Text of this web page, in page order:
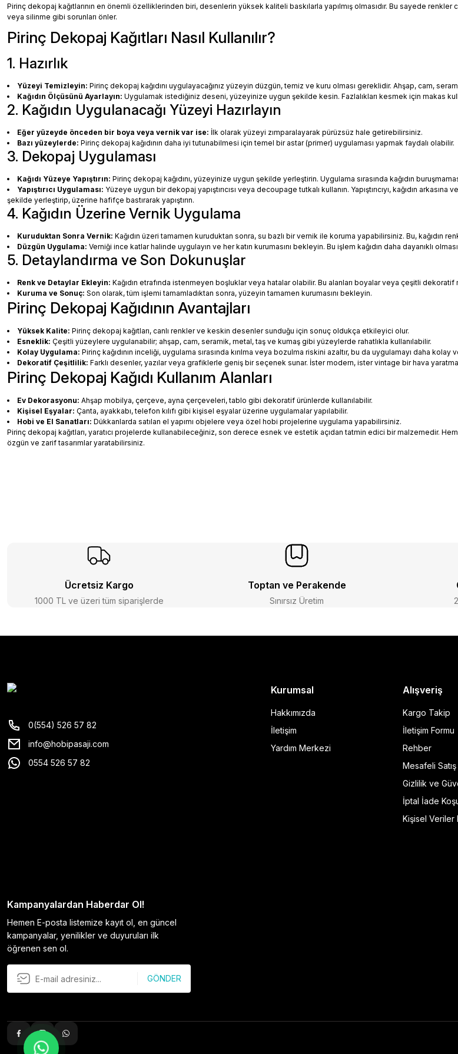
Pirinç dekopaj kağıtlarının en önemli özelliklerinden biri, desenlerin yüksek kaliteli baskılarla yapılmış olmasıdır. Bu sayede
veya silinme gibi sorunları önler.
Pirinç Dekopaj Kağıtları Nasıl Kullanılır?
1. Hazırlık
Yüzeyi Temizleyin: Pirinç dekopaj kağıdını uygulayacağınız yüzeyin düzgün, temiz ve kuru olması gereklidir. Ahşap, cam,
Kağıdın Ölçüsünü Ayarlayın: Uygulamak istediğiniz deseni, yüzeyinize uygun şekilde kesin. Fazlalıkları kesmek için makas
2. Kağıdın Uygulanacağı Yüzeyi Hazırlayın
Eğer yüzeyde önceden bir boya veya vernik var ise: İlk olarak yüzeyi zımparalayarak pürüzsüz hale getirebilirsiniz.
Bazı yüzeylerde: Pirinç dekopaj kağıdının daha iyi tutunabilmesi için temel bir astar (primer) uygulaması yapmak faydalı olabilir.
3. Dekopaj Uygulaması
Kağıdı Yüzeye Yapıştırın: Pirinç dekopaj kağıdını, yüzeyinize uygun şekilde yerleştirin. Uygulama sırasında kağıdın
Yapıştırıcı Uygulaması: Yüzeye uygun bir dekopaj yapıştırıcısı veya decoupage tutkalı kullanın. Yapıştırıcıyı, kağıdın
şekilde yerleştirip, üzerine hafifçe bastırarak yapıştırın.
4. Kağıdın Üzerine Vernik Uygulama
Kuruduktan Sonra Vernik: Kağıdın üzeri tamamen kuruduktan sonra, su bazlı bir vernik ile koruma yapabilirsiniz. Bu, kağıdın
Düzgün Uygulama: Verniği ince katlar halinde uygulayın ve her katın kurumasını bekleyin. Bu işlem kağıdın daha dayanıklı
5. Detaylandırma ve Son Dokunuşlar
Renk ve Detaylar Ekleyin: Kağıdın etrafında istenmeyen boşluklar veya hatalar olabilir. Bu alanları boyalar veya çeşitli
Kuruma ve Sonuç: Son olarak, tüm işlemi tamamladıktan sonra, yüzeyin tamamen kurumasını bekleyin.
Pirinç Dekopaj Kağıdının Avantajları
Yüksek Kalite: Pirinç dekopaj kağıtları, canlı renkler ve keskin desenler sunduğu için sonuç oldukça etkileyici olur.
Esneklik: Çeşitli yüzeylere uygulanabilir; ahşap, cam, seramik, metal, taş ve kumaş gibi yüzeylerde rahatlıkla kullanılabilir.
Kolay Uygulama: Pirinç kağıdının inceliği, uygulama sırasında kırılma veya bozulma riskini azaltır, bu da uygulamayı daha kolay
Dekoratif Çeşitlilik: Farklı desenler, yazılar veya grafiklerle geniş bir seçenek sunar. İster modern, ister vintage bir hava
Pirinç Dekopaj Kağıdı Kullanım Alanları
Ev Dekorasyonu: Ahşap mobilya, çerçeve, ayna çerçeveleri, tablo gibi dekoratif ürünlerde kullanılabilir.
Kişisel Eşyalar: Çanta, ayakkabı, telefon kılıfı gibi kişisel eşyalar üzerine uygulamalar yapılabilir.
Hobi ve El Sanatları: Dükkanlarda satılan el yapımı objelere veya özel hobi projelerine uygulama yapabilirsiniz.
Pirinç dekopaj kağıtları, yaratıcı projelerde kullanabileceğiniz, son derece esnek ve estetik açıdan tatmin edici bir malzemedir.
özgün ve zarif tasarımlar yaratabilirsiniz.
Ücretsiz Kargo
1000 TL ve üzeri tüm siparişlerde
Toptan ve Perakende
Sınırsız Üretim
0(554) 526 57 82
info@hobipasaji.com
0554 526 57 82
Kurumsal
Hakkımızda
İletişim
Yardım Merkezi
Alışveriş
Kargo Takip
İletişim Formu
Rehber
Mesafeli
Gizlilik ve
İptal İade
Kişisel Veriler
Kampanyalardan Haberdar Ol!
Hemen E-posta listemize kayıt ol, en güncel
kampanyalar, yenilikler ve duyuruları ilk
öğrenen sen ol.
GÖNDER